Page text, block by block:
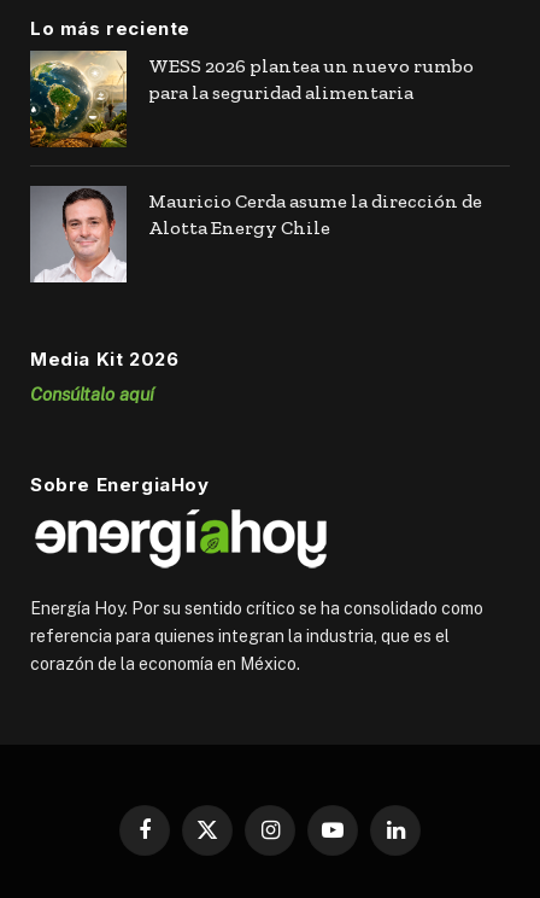
Lo más reciente
WESS 2026 plantea un nuevo rumbo
para la seguridad alimentaria
Mauricio Cerda asume la dirección de
Alotta Energy Chile
Media Kit 2026
Consúltalo aquí
Sobre EnergiaHoy
Energía Hoy. Por su sentido crítico se ha consolidado como
referencia para quienes integran la industria, que es el
corazón de la economía en México.
Facebook
X
InstagramYouTubeLinkedIn